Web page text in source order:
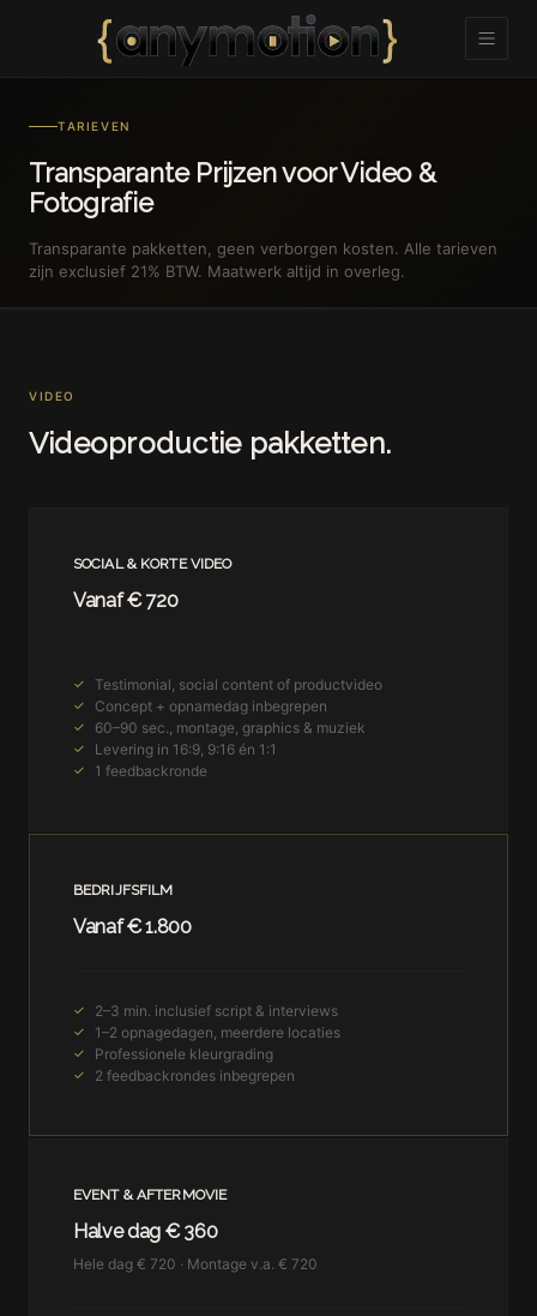
TARIEVEN
Transparante Prijzen voor Video &
Fotografie
Transparante pakketten, geen verborgen kosten. Alle tarieven
zijn exclusief 21% BTW. Maatwerk altijd in overleg.
VIDEO
Videoproductie pakketten.
SOCIAL & KORTE VIDEO
Vanaf € 720
Testimonial, social content of productvideo
Concept + opnamedag inbegrepen
60–90 sec., montage, graphics & muziek
Levering in 16:9, 9:16 én 1:1
1 feedbackronde
BEDRIJFSFILM
Vanaf € 1.800
2–3 min. inclusief script & interviews
1–2 opnagedagen, meerdere locaties
Professionele kleurgrading
2 feedbackrondes inbegrepen
EVENT & AFTERMOVIE
Halve dag € 360
Hele dag € 720 · Montage v.a. € 720